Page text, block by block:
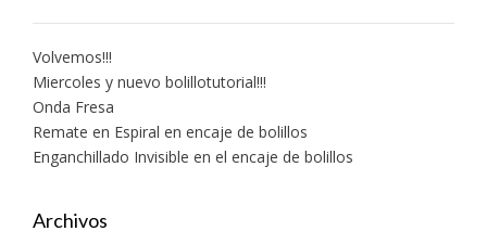
Volvemos!!!
Miercoles y nuevo bolillotutorial!!!
Onda Fresa
Remate en Espiral en encaje de bolillos
Enganchillado Invisible en el encaje de bolillos
Archivos